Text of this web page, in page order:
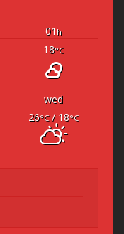
01 h
18°C
wed
26°C/ 18°C